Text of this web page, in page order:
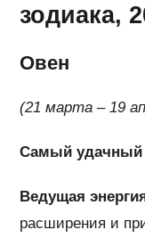
зодиака,
Овен
(21 марта – 19
Самый удачный
Ведущая
расширения и